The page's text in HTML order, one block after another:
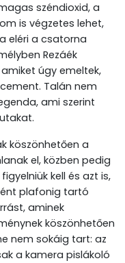
széndioxid, a
is végzetes lehet,
eléri a csatorna
Rezáék
úgy emeltek,
Talán nem
ami szerint
köszönhetően a
el, közben pedig
kell és azt is,
plafonig tartó
aminek
köszönhetően
nem sokáig tart: az
a kamera pislákoló